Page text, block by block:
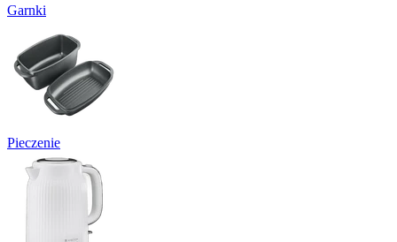
Garnki
Pieczenie